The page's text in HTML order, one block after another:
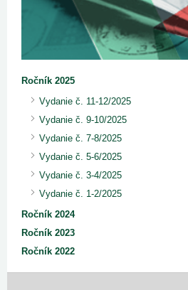
Ročník 2025
Vydanie č. 11-12/2025
Vydanie č. 9-10/2025
Vydanie č. 7-8/2025
Vydanie č. 5-6/2025
Vydanie č. 3-4/2025
Vydanie č. 1-2/2025
Ročník 2024
Ročník 2023
Ročník 2022